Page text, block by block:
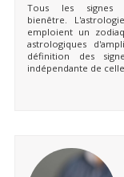
Tous les
bienêtre.
emploient un
astrologiques
définition des
indépendante de